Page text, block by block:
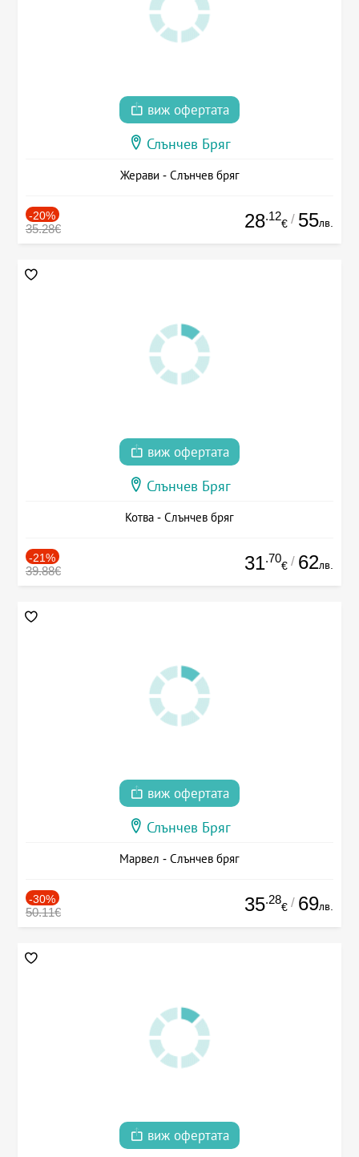
виж офертата
Слънчев Бряг
Жерави - Слънчев бряг
-20%
35.28€ 28.12
€ / 55лв.
виж офертата
Слънчев Бряг
Котва - Слънчев бряг
-21%
39.88€ 31.70
€ / 62лв.
виж офертата
Слънчев Бряг
Марвел - Слънчев бряг
-30%
50.11€ 35.28
€ / 69лв.
виж офертата